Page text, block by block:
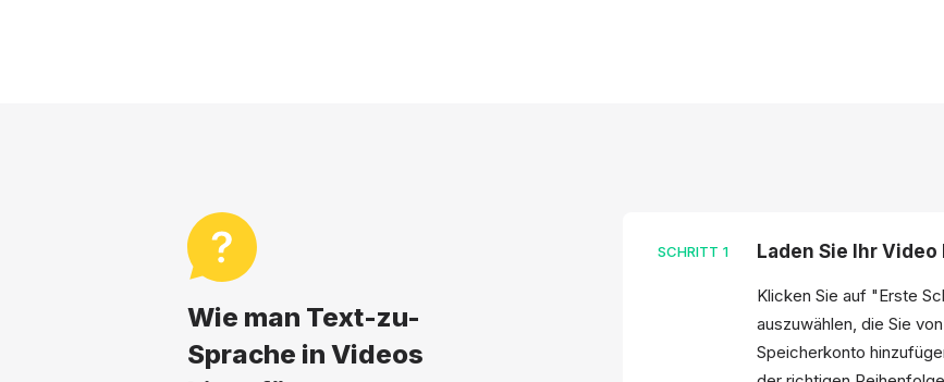
Wie man Text-zu-
Sprache in Videos
SCHRITT 1 Laden Sie Ihr Video
Klicken Sie auf "Erste
auszuwählen, die Sie
Speicherkonto